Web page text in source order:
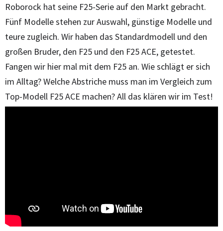
Roborock hat seine F25-Serie auf den Markt gebracht.
Fünf Modelle stehen zur Auswahl, günstige Modelle und
teure zugleich. Wir haben das Standardmodell und den
großen Bruder, den F25 und den F25 ACE, getestet.
Fangen wir hier mal mit dem F25 an. Wie schlägt er sich
im Alltag? Welche Abstriche muss man im Vergleich zum
Top-Modell F25 ACE machen? All das klären wir im Test!